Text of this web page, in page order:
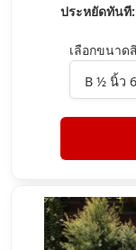
ประหยัดทันที:
เลือกขนาด